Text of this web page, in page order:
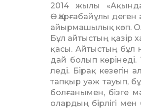
2014 жылы
Ө.Қарғабайұлы
айырмашылық көп. Ол
Бұл айтыстың қазір
қасы. Айтыстың бұл
дай болып көрінеді.
леді. Бірақ кезегін
тапқыр уәж тауып,
болғанымен, бізге
олардың бірлігі мен